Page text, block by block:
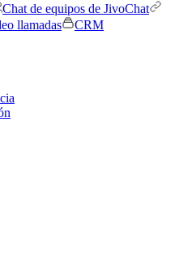
Chat de equipos de JivoChat
llamadas
CRM